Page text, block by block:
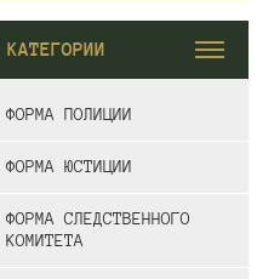
КАТЕГОРИИ
ФОРМА ПОЛИЦИИ
ФОРМА ЮСТИЦИИ
ФОРМА СЛЕДСТВЕННОГО
КОМИТЕТА